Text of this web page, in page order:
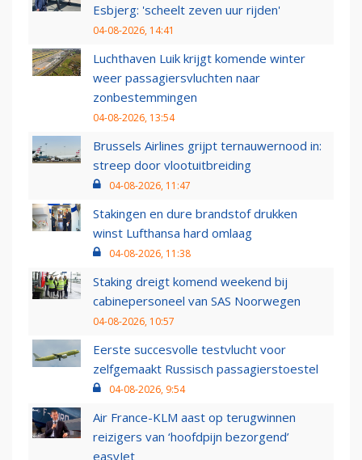
Esbjerg: 'scheelt zeven uur rijden'
04-08-2026, 14:41
Luchthaven Luik krijgt komende winter
weer passagiersvluchten naar
zonbestemmingen
04-08-2026, 13:54
Brussels Airlines grijpt ternauwernood in:
streep door vlootuitbreiding
04-08-2026, 11:47
Stakingen en dure brandstof drukken
winst Lufthansa hard omlaag
04-08-2026, 11:38
Staking dreigt komend weekend bij
cabinepersoneel van SAS Noorwegen
04-08-2026, 10:57
Eerste succesvolle testvlucht voor
zelfgemaakt Russisch passagierstoestel
04-08-2026, 9:54
Air France-KLM aast op terugwinnen
reizigers van ‘hoofdpijn bezorgend’
easyJet